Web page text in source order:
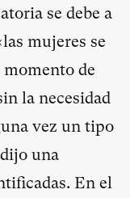
se debe a
mujeres se
de
la necesidad
vez un tipo
una
En el